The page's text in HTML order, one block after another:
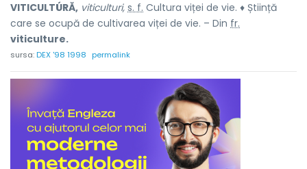
VITICULTÚRĂ, viticulturi, s. f. Cultura viței de vie. ♦ Știință
care se ocupă de cultivarea viței de vie. – Din fr.
viticulture.
sursa:DEX '98 1998 permalink